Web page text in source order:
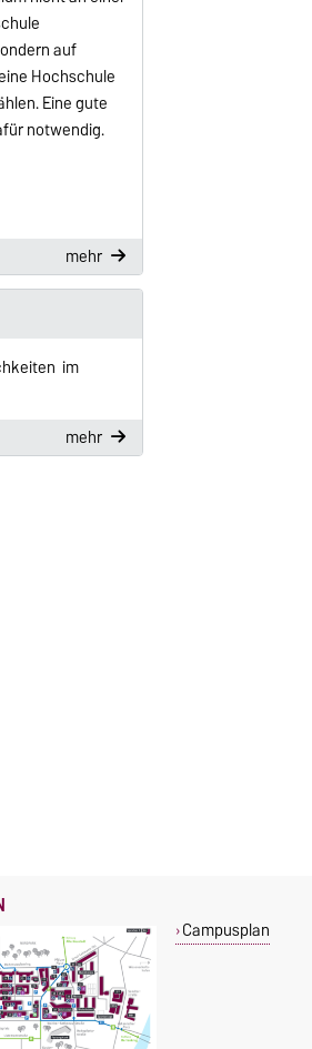
auf
Hochschule
Eine gute
notwendig.
mehr
im
mehr
Campusplan